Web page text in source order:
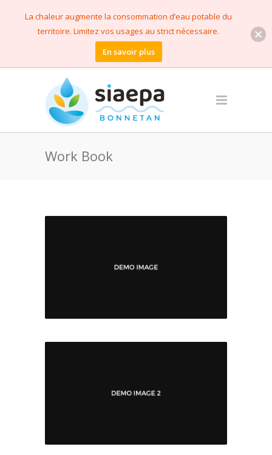
Work Book
La chaleur augmente la consommation d’eau potable du
territoire. Limitez vos usages au strict nécessaire.
En savoir plus